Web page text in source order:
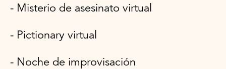
- Misterio de asesinato virtual
- Pictionary virtual
- Noche de improvisación